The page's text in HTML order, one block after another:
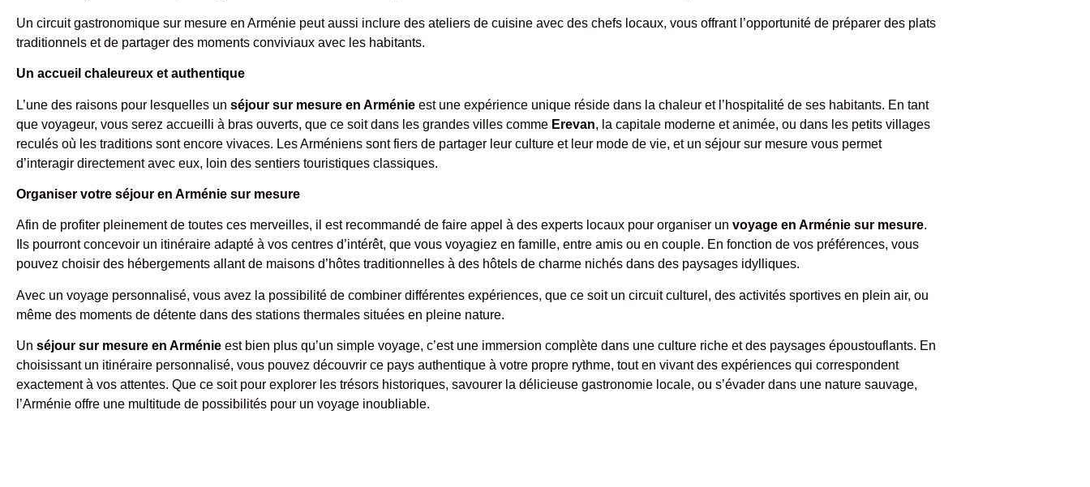
Un circuit gastronomique sur mesure en Arménie peut aussi inclure des ateliers de cuisine avec des chefs locaux, vous offrant l’opportunité de préparer des plats
traditionnels et de partager des moments conviviaux avec les habitants.
Un accueil chaleureux et authentique
L’une des raisons pour lesquelles un séjour sur mesure en Arménie est une expérience unique réside dans la chaleur et l’hospitalité de ses habitants. En tant
que voyageur, vous serez accueilli à bras ouverts, que ce soit dans les grandes villes comme Erevan, la capitale moderne et animée, ou dans les petits villages
reculés où les traditions sont encore vivaces. Les Arméniens sont fiers de partager leur culture et leur mode de vie, et un séjour sur mesure vous permet
d’interagir directement avec eux, loin des sentiers touristiques classiques.
Organiser votre séjour en Arménie sur mesure
Afin de profiter pleinement de toutes ces merveilles, il est recommandé de faire appel à des experts locaux pour organiser un voyage en Arménie sur mesure.
Ils pourront concevoir un itinéraire adapté à vos centres d’intérêt, que vous voyagiez en famille, entre amis ou en couple. En fonction de vos préférences, vous
pouvez choisir des hébergements allant de maisons d’hôtes traditionnelles à des hôtels de charme nichés dans des paysages idylliques.
Avec un voyage personnalisé, vous avez la possibilité de combiner différentes expériences, que ce soit un circuit culturel, des activités sportives en plein air, ou
même des moments de détente dans des stations thermales situées en pleine nature.
Un séjour sur mesure en Arménie est bien plus qu’un simple voyage, c’est une immersion complète dans une culture riche et des paysages époustouflants. En
choisissant un itinéraire personnalisé, vous pouvez découvrir ce pays authentique à votre propre rythme, tout en vivant des expériences qui correspondent
exactement à vos attentes. Que ce soit pour explorer les trésors historiques, savourer la délicieuse gastronomie locale, ou s’évader dans une nature sauvage,
l’Arménie offre une multitude de possibilités pour un voyage inoubliable.